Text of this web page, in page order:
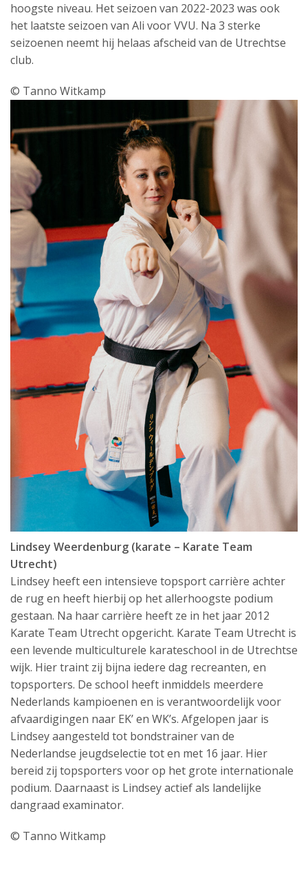
hoogste niveau. Het seizoen van 2022-2023 was ook
het laatste seizoen van Ali voor VVU. Na 3 sterke
seizoenen neemt hij helaas afscheid van de Utrechtse
club.
© Tanno Witkamp
Lindsey Weerdenburg (karate – Karate Team
Utrecht)
Lindsey heeft een intensieve topsport carrière achter
de rug en heeft hierbij op het allerhoogste podium
gestaan. Na haar carrière heeft ze in het jaar 2012
Karate Team Utrecht opgericht. Karate Team Utrecht is
een levende multiculturele karateschool in de Utrechtse
wijk. Hier traint zij bijna iedere dag recreanten, en
topsporters. De school heeft inmiddels meerdere
Nederlands kampioenen en is verantwoordelijk voor
afvaardigingen naar EK’ en WK’s. Afgelopen jaar is
Lindsey aangesteld tot bondstrainer van de
Nederlandse jeugdselectie tot en met 16 jaar. Hier
bereid zij topsporters voor op het grote internationale
podium. Daarnaast is Lindsey actief als landelijke
dangraad examinator.
© Tanno Witkamp